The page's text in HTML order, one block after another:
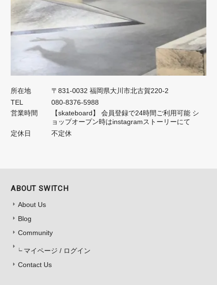
所在地
〒831-0032 福岡県大川市北古賀220-2
TEL
080-8376-5988
営業時間
【skateboard】 会員登録で24時間ご利用可能 シ
ョップオープン時はinstagramストーリーにて
定休日
不定休
ABOUT SWITCH
About Us
Blog
Community
マイページ / ログイン
Contact Us